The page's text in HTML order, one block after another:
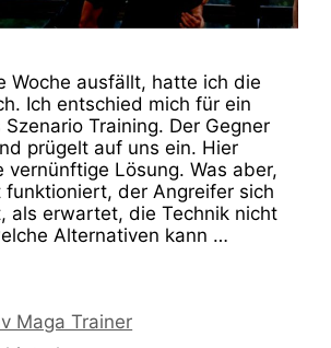
Woche ausfällt, hatte ich die
Ich entschied mich für ein
Training. Der Gegner
prügelt auf uns ein. Hier
vernünftige Lösung. Was aber,
funktioniert, der Angreifer sich
als erwartet, die Technik nicht
Alternativen kann …
Maga Trainer